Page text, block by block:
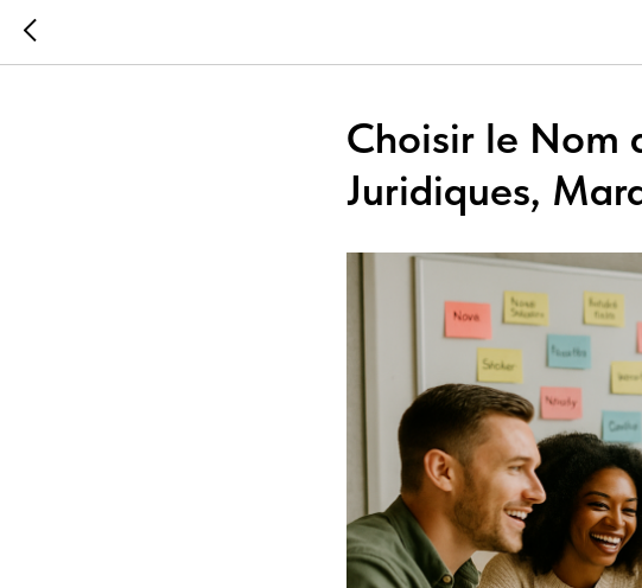
Choisir le Nom
Juridiques,